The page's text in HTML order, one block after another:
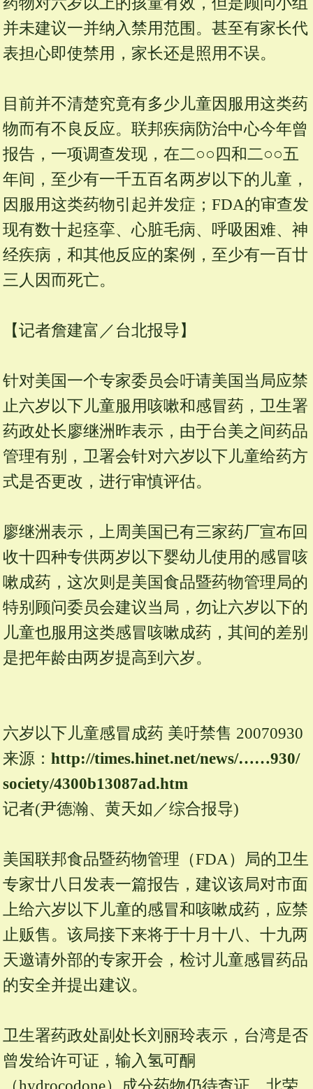
并未建议一并纳入禁用范围。甚至有家长代
表担心即使禁用，家长还是照用不误。
目前并不清楚究竟有多少儿童因服用这类药
物而有不良反应。联邦疾病防治中心今年曾
报告，一项调查发现，在二○○四和二○○五
年间，至少有一千五百名两岁以下的儿童，
因服用这类药物引起并发症；FDA的审查发
现有数十起痉挛、心脏毛病、呼吸困难、神
经疾病，和其他反应的案例，至少有一百廿
三人因而死亡。
【记者詹建富／台北报导】
针对美国一个专家委员会吁请美国当局应禁
止六岁以下儿童服用咳嗽和感冒药，卫生署
药政处长廖继洲昨表示，由于台美之间药品
管理有别，卫署会针对六岁以下儿童给药方
式是否更改，进行审慎评估。
廖继洲表示，上周美国已有三家药厂宣布回
收十四种专供两岁以下婴幼儿使用的感冒咳
嗽成药，这次则是美国食品暨药物管理局的
特别顾问委员会建议当局，勿让六岁以下的
儿童也服用这类感冒咳嗽成药，其间的差别
是把年龄由两岁提高到六岁。
六岁以下儿童感冒成药 美吁禁售 20070930
来源： http://times.hinet.net/news/……930/
society/4300b13087ad.htm
记者(尹德瀚、黄天如／综合报导)
美国联邦食品暨药物管理（FDA）局的卫生
专家廿八日发表一篇报告，建议该局对市面
上给六岁以下儿童的感冒和咳嗽成药，应禁
止贩售。该局接下来将于十月十八、十九两
天邀请外部的专家开会，检讨儿童感冒药品
的安全并提出建议。
卫生署药政处副处长刘丽玲表示，台湾是否
曾发给许可证，输入氢可酮